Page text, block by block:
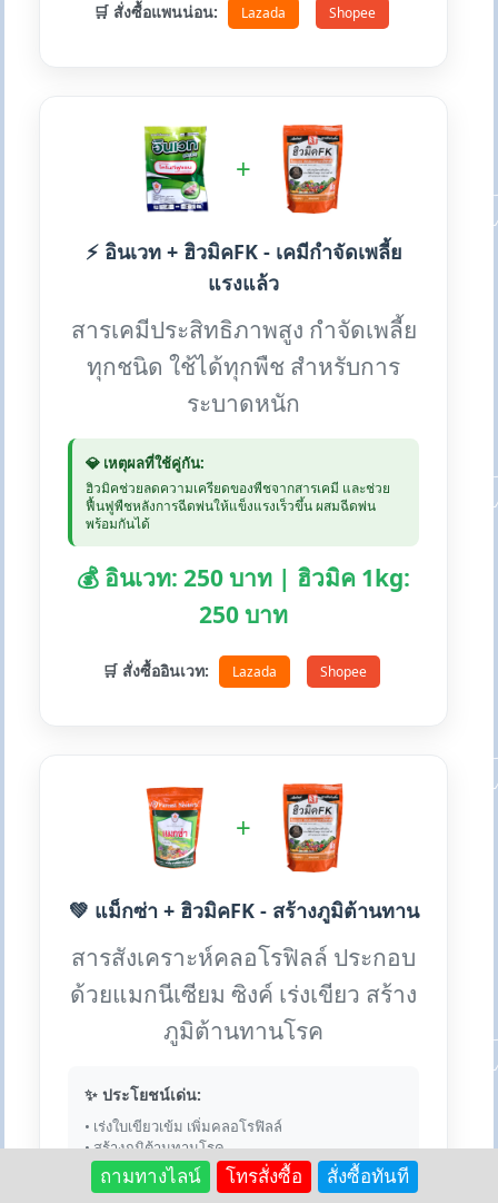
🛒 สั่งซื้อแพนน่อน: Lazada Shopee
+
⚡ อินเวท + ฮิวมิคFK - เคมีกำจัดเพลี้ย
แรงแล้ว
สารเคมีประสิทธิภาพสูง กำจัดเพลี้ย
ทุกชนิด ใช้ได้ทุกพืช สำหรับการ
ระบาดหนัก
💎 เหตุผลที่ใช้คู่กัน:
ฮิวมิคช่วยลดความเครียดของพืชจากสารเคมี และช่วย
ฟื้นฟูพืชหลังการฉีดพ่นให้แข็งแรงเร็วขึ้น ผสมฉีดพ่น
พร้อมกันได้
💰 อินเวท: 250 บาท | ฮิวมิค 1kg:
250 บาท
🛒 สั่งซื้ออินเวท: Lazada Shopee
+
💚 แม็กซ่า + ฮิวมิคFK - สร้างภูมิต้านทาน
สารสังเคราะห์คลอโรฟิลล์ ประกอบ
ด้วยแมกนีเซียม ซิงค์ เร่งเขียว สร้าง
ภูมิต้านทานโรค
✨ ประโยชน์เด่น:
• เร่งใบเขียวเข้ม เพิ่มคลอโรฟิลล์
• สร้างภูมิต้านทานโรค
• เสริมแมกนีเซียม ซิงค์
ถามทางไลน์ โทรสั่งซื้อ สั่งซื้อทันที